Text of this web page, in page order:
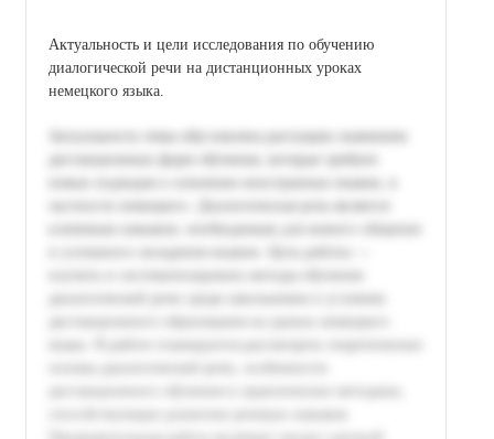
Актуальность и цели исследования по обучению
диалогической речи на дистанционных уроках
немецкого языка.